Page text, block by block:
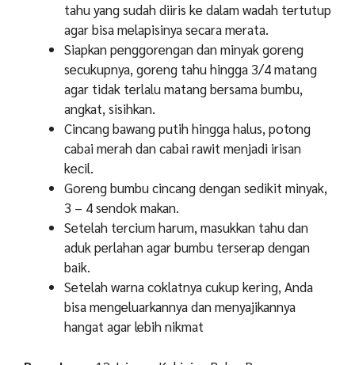
tahu yang sudah diiris ke dalam wadah tertutup
agar bisa melapisinya secara merata.
Siapkan penggorengan dan minyak goreng
secukupnya, goreng tahu hingga 3/4 matang
agar tidak terlalu matang bersama bumbu,
angkat, sisihkan.
Cincang bawang putih hingga halus, potong
cabai merah dan cabai rawit menjadi irisan
kecil.
Goreng bumbu cincang dengan sedikit minyak,
3 – 4 sendok makan.
Setelah tercium harum, masukkan tahu dan
aduk perlahan agar bumbu terserap dengan
baik.
Setelah warna coklatnya cukup kering, Anda
bisa mengeluarkannya dan menyajikannya
hangat agar lebih nikmat